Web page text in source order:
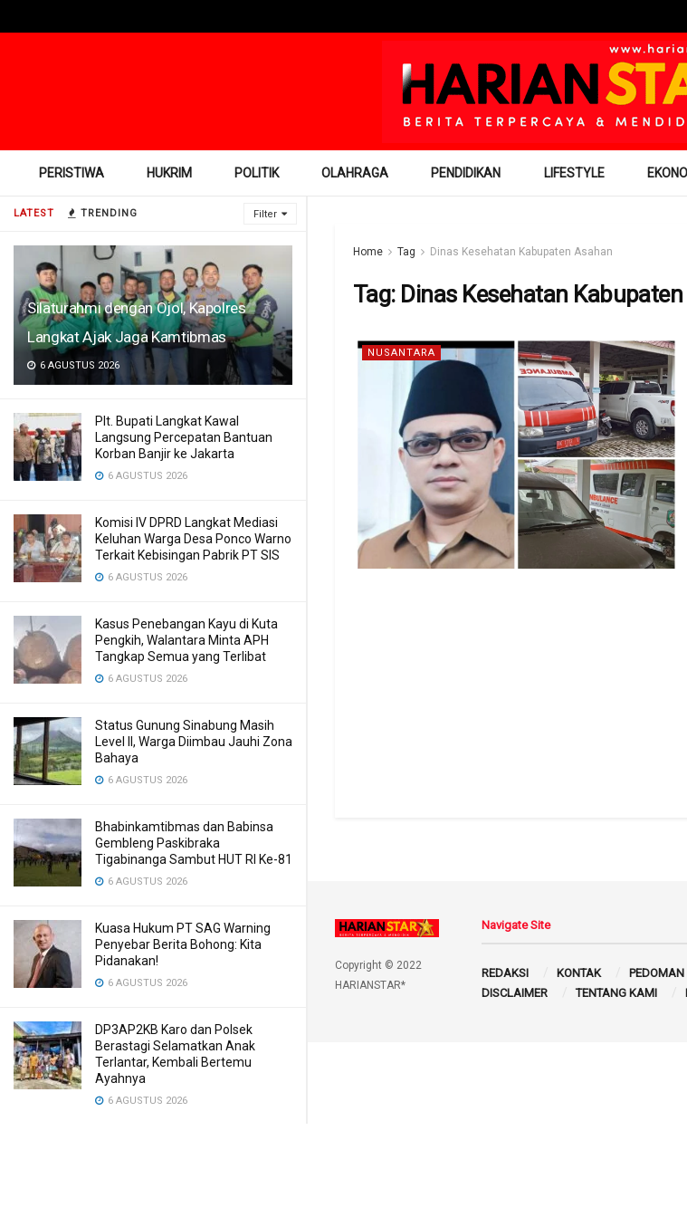
LATEST TRENDING Filter
Silaturahmi dengan Ojol, Kapolres
Langkat Ajak Jaga Kamtibmas
6 AGUSTUS 2026
Plt. Bupati Langkat Kawal
Langsung Percepatan Bantuan
Korban Banjir ke Jakarta
6 AGUSTUS 2026
Komisi IV DPRD Langkat Mediasi
Keluhan Warga Desa Ponco Warno
Terkait Kebisingan Pabrik PT SIS
6 AGUSTUS 2026
Kasus Penebangan Kayu di Kuta
Pengkih, Walantara Minta APH
Tangkap Semua yang Terlibat
6 AGUSTUS 2026
Status Gunung Sinabung Masih
Level II, Warga Diimbau Jauhi Zona
Bahaya
6 AGUSTUS 2026
Bhabinkamtibmas dan Babinsa
Gembleng Paskibraka
Tigabinanga Sambut HUT RI Ke-81
6 AGUSTUS 2026
Kuasa Hukum PT SAG Warning
Penyebar Berita Bohong: Kita
Pidanakan!
6 AGUSTUS 2026
DP3AP2KB Karo dan Polsek
Berastagi Selamatkan Anak
Terlantar, Kembali Bertemu
Ayahnya
6 AGUSTUS 2026
PERISTIWA HUKRIM POLITIK OLAHRAGA PENDIDIKAN LIFESTYLE
Home Tag Dinas Kesehatan Kabupaten Asahan
Tag: Dinas Kesehatan
NUSANTARA
Copyright © 2022
HARIANSTAR*
Navigate Site
REDAKSI KONTAK PEDOMAN
DISCLAIMER
TENTANG KAMI